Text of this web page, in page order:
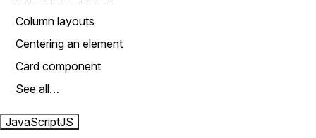
Column layouts
Centering an element
Card component
See all…
JavaScriptJS